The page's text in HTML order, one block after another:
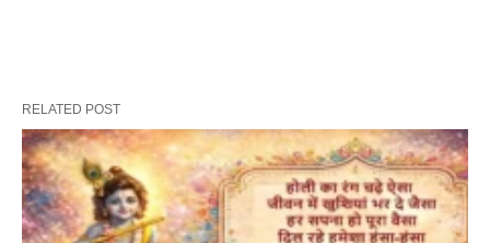
RELATED POST